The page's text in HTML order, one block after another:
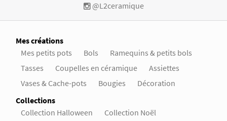
@L2ceramique
Mes créations
Mes petits pots
Bols
Ramequins & petits bols
Tasses
Coupelles en céramique
Assiettes
Vases & Cache-pots
Bougies
Décoration
Collections
Collection Halloween
Collection Noël